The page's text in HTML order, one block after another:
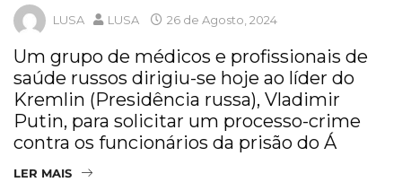
LUSA LUSA 26 de Agosto, 2024
Um grupo de médicos e profissionais de
saúde russos dirigiu-se hoje ao líder do
Kremlin (Presidência russa), Vladimir
Putin, para solicitar um processo-crime
contra os funcionários da prisão do Á
LER MAIS